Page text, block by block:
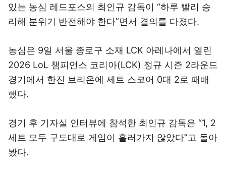
있는 농심 레드포스의 최인규 감독이 “하루 빨리 승
리해 분위기 반전해야 한다”면서 결의를 다졌다.
농심은 9일 서울 종로구 소재 LCK 아레나에서 열린
2026 LoL 챔피언스 코리아(LCK) 정규 시즌 2라운드
경기에서 한진 브리온에 세트 스코어 0대 2로 패배
했다.
경기 후 기자실 인터뷰에 참석한 최인규 감독은 “1, 2
세트 모두 구도대로 게임이 흘러가지 않았다”고 돌아
봤다.